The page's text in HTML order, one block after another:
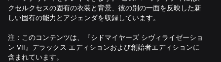
クセルクセスの固有の衣装と背景、彼の別の一面を反映した新
しい固有の能力とアジェンダを収録しています。
注：このコンテンツは、『シドマイヤーズ シヴィライゼーショ
ン VII』デラックス エディションおよび創始者エディションに
含まれています。